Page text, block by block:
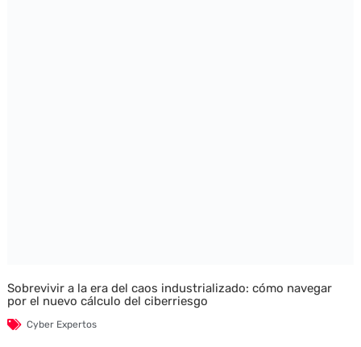
Sobrevivir a la era del caos industrializado: cómo navegar
por el nuevo cálculo del ciberriesgo
Cyber Expertos